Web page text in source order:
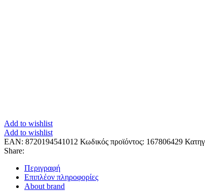
Add to wishlist
Add to wishlist
EAN: 8720194541012 Κωδικός προϊόντος: 167806429
Share:
Περιγραφή
Επιπλέον πληροφορίες
About brand